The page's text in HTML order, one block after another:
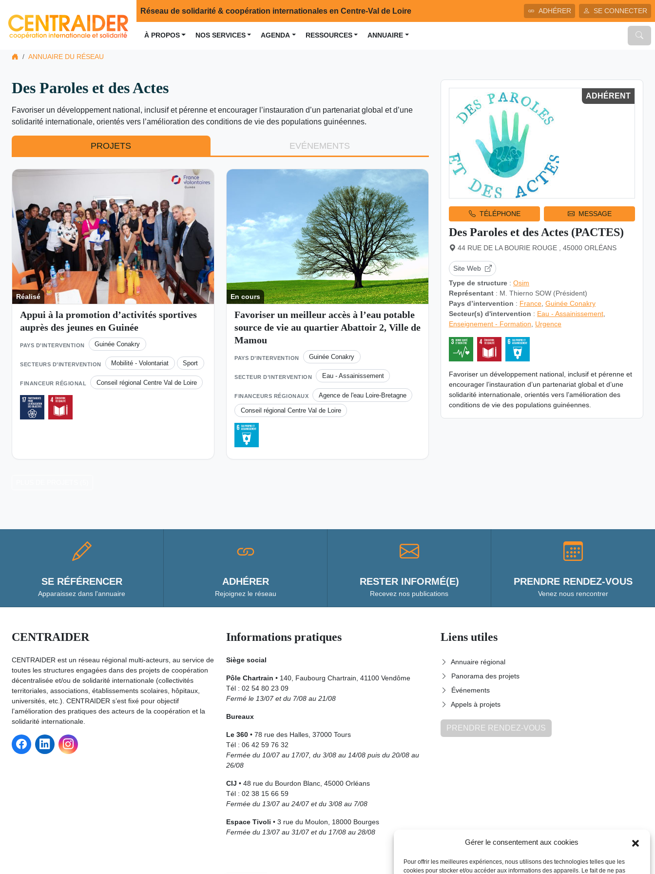
Gérer le consentement aux cookies
Pour offrir les meilleures expériences, nous utilisons des technologies telles que les
cookies pour stocker et/ou accéder aux informations des appareils. Le fait de ne pas
Réseau de solidarité & coopération internationales en Centre-Val de Loire ADHÉRER SE CONNECTER
À PROPOS NOS SERVICES AGENDA RESSOURCES ANNUAIRE
ANNUAIRE DU RÉSEAU
Des Paroles et des Actes
Favoriser un développement national, inclusif et pérenne et encourager l’instauration d’un partenariat global et d’une
solidarité internationale, orientés vers l’amélioration des conditions de vie des populations guinéennes.
PROJETS EVÉNEMENTS
Réalisé
Appui à la promotion d’activités sportives
auprès des jeunes en Guinée
PAYS D’INTERVENTION Guinée Conakry
SECTEURS D’INTERVENTION Mobilité - Volontariat Sport
FINANCEUR RÉGIONAL Conseil régional Centre Val de Loire
En cours
Favoriser un meilleur accès à l’eau potable
source de vie au quartier Abattoir 2, Ville de
Mamou
PAYS D’INTERVENTION Guinée Conakry
SECTEUR D’INTERVENTION Eau - Assainissement
FINANCEURS RÉGIONAUX Agence de l'eau Loire-Bretagne
Conseil régional Centre Val de Loire
ADHÉRENT
TÉLÉPHONE MESSAGE
Des Paroles et des Actes (PACTES)
44 RUE DE LA BOURIE ROUGE , 45000 ORLÉANS
Site Web
Type de structure : Osim
Représentant : M. Thierno SOW (Président)
Pays d’intervention : France Guinée Conakry
Secteur(s) d'intervention : Eau - Assainissement
Enseignement - Formation
Urgence
Favoriser un développement national, inclusif et pérenne et
encourager l’instauration d’un partenariat global et d’une
solidarité internationale, orientés vers l’amélioration des
conditions de vie des populations guinéennes.
SE RÉFÉRENCER
Apparaissez dans l'annuaire
ADHÉRER
Rejoignez le réseau
RESTER INFORMÉ(E)
Recevez nos publications
PRENDRE RENDEZ-VOUS
Venez nous rencontrer
CENTRAIDER
CENTRAIDER est un réseau régional multi-acteurs, au service de
toutes les structures engagées dans des projets de coopération
décentralisée et/ou de solidarité internationale (collectivités
territoriales, associations, établissements scolaires, hôpitaux,
universités, etc.). CENTRAIDER s’est fixé pour objectif
l’amélioration des pratiques des acteurs de la coopération et la
solidarité internationale.
Informations pratiques
Siège social
Pôle Chartrain • 140, Faubourg Chartrain, 41100 Vendôme
Tél : 02 54 80 23 09
Fermé le 13/07 et du 7/08 au 21/08
Bureaux
Le 360 • 78 rue des Halles, 37000 Tours
Tél : 06 42 59 76 32
Fermée du 10/07 au 17/07, du 3/08 au 14/08 puis du 20/08 au
26/08
CIJ • 48 rue du Bourdon Blanc, 45000 Orléans
Tél : 02 38 15 66 59
Fermée du 13/07 au 24/07 et du 3/08 au 7/08
Espace Tivoli • 3 rue du Moulon, 18000 Bourges
Fermée du 13/07 au 31/07 et du 17/08 au 28/08
Liens utiles
Annuaire régional
Panorama des projets
Événements
Appels à projets
PRENDRE RENDEZ-VOUS